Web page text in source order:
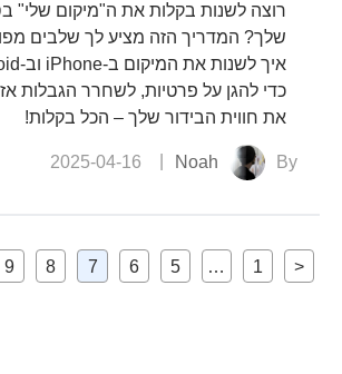
רוצה לשנות בקלות את ה"מיקום שלי"
שלך? המדריך הזה מציע לך שלבים
כדי להגן על פרטיות, לשחרר הגבלות
את חווית הבידור שלך – הכל בקלות!
By
Noah
2025-04-16
<
1
…
5
6
7
8
9